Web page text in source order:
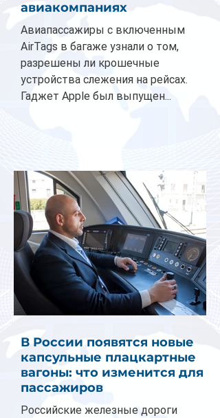
авиакомпаниях
Авиапассажиры с включенным
AirTags в багаже узнали о том,
разрешены ли крошечные
устройства слежения на рейсах.
Гаджет Apple был выпущен...
В России появятся новые
капсульные плацкартные
вагоны: что изменится для
пассажиров
Российские железные дороги